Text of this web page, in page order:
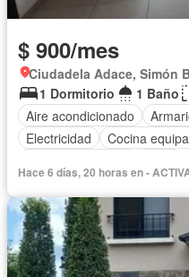
$ 900/mes
Ciudadela Adace, Simón
1 Dormitorio
1 Baño
Aire acondicionado
Electricidad
Cocina
Gimnasio
Ascensor
Hace 6 días, 20 horas en -